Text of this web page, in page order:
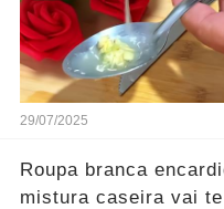
29/07/2025
Roupa branca
mistura caseira vai